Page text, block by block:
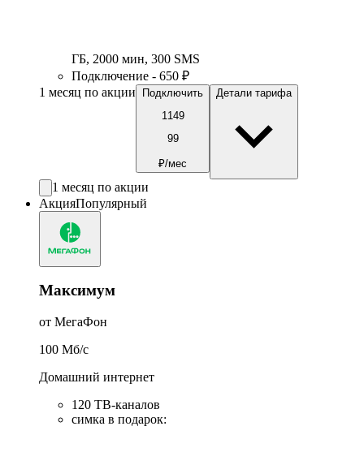
ГБ, 2000 мин, 300 SMS
Подключение - 650 ₽
1 месяц по акции
Подключить
1149
99
₽/мес
Детали тарифа
1 месяц по акции
АкцияПопулярный
Максимум
от МегаФон
100 Мб/c
Домашний интернет
120 ТВ-каналов
симка в подарок: